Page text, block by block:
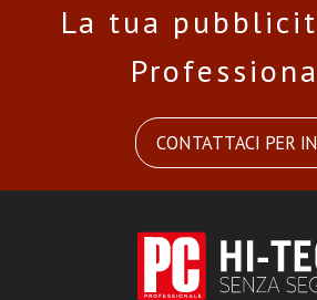
La tua
CONTATTACI PER